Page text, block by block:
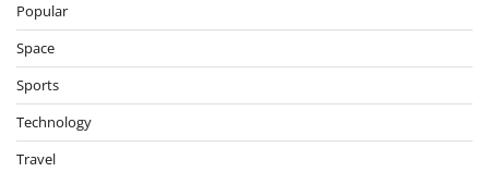
Popular
Space
Sports
Technology
Travel